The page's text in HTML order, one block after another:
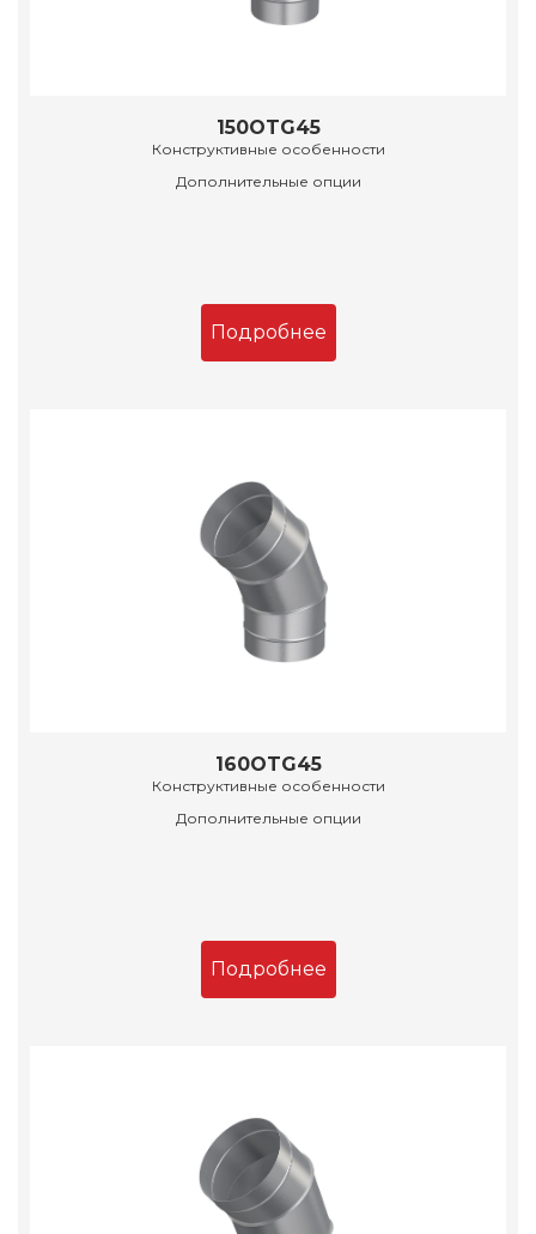
150OTG45
Конструктивные особенности
Дополнительные опции
Подробнее
160OTG45
Конструктивные особенности
Дополнительные опции
Подробнее